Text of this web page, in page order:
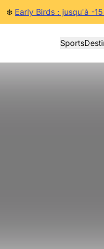
❄️ Early Birds : jusqu'à -
Sports